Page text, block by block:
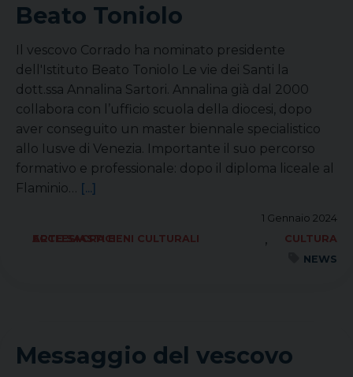
Beato Toniolo
Il vescovo Corrado ha nominato presidente
dell'Istituto Beato Toniolo Le vie dei Santi la
dott.ssa Annalina Sartori. Annalina già dal 2000
collabora con l’ufficio scuola della diocesi, dopo
aver conseguito un master biennale specialistico
allo Iusve di Venezia. Importante il suo percorso
formativo e professionale: dopo il diploma liceale al
Flaminio… [...]
1 Gennaio 2024
ARTE SACRA BENI CULTURALI ECCLESIASTICI
,
CULTURA
NEWS
Messaggio del vescovo